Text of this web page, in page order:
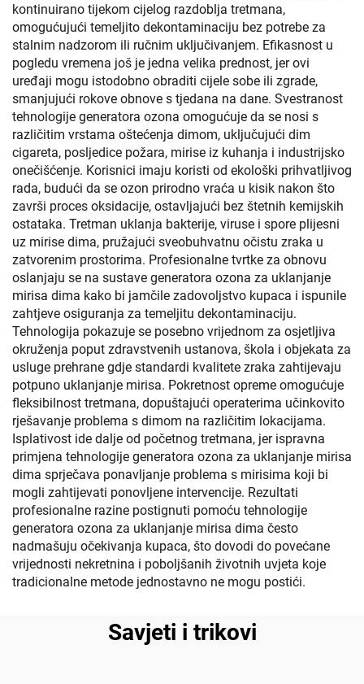
kontinuirano tijekom cijelog razdoblja tretmana,
omogućujući temeljito dekontaminaciju bez potrebe za
stalnim nadzorom ili ručnim uključivanjem. Efikasnost u
pogledu vremena još je jedna velika prednost, jer ovi
uređaji mogu istodobno obraditi cijele sobe ili zgrade,
smanjujući rokove obnove s tjedana na dane. Svestranost
tehnologije generatora ozona omogućuje da se nosi s
različitim vrstama oštećenja dimom, uključujući dim
cigareta, posljedice požara, mirise iz kuhanja i industrijsko
onečišćenje. Korisnici imaju koristi od ekološki prihvatljivog
rada, budući da se ozon prirodno vraća u kisik nakon što
završi proces oksidacije, ostavljajući bez štetnih kemijskih
ostataka. Tretman uklanja bakterije, viruse i spore plijesni
uz mirise dima, pružajući sveobuhvatnu očistu zraka u
zatvorenim prostorima. Profesionalne tvrtke za obnovu
oslanjaju se na sustave generatora ozona za uklanjanje
mirisa dima kako bi jamčile zadovoljstvo kupaca i ispunile
zahtjeve osiguranja za temeljitu dekontaminaciju.
Tehnologija pokazuje se posebno vrijednom za osjetljiva
okruženja poput zdravstvenih ustanova, škola i objekata za
usluge prehrane gdje standardi kvalitete zraka zahtijevaju
potpuno uklanjanje mirisa. Pokretnost opreme omogućuje
fleksibilnost tretmana, dopuštajući operaterima učinkovito
rješavanje problema s dimom na različitim lokacijama.
Isplativost ide dalje od početnog tretmana, jer ispravna
primjena tehnologije generatora ozona za uklanjanje mirisa
dima sprječava ponavljanje problema s mirisima koji bi
mogli zahtijevati ponovljene intervencije. Rezultati
profesionalne razine postignuti pomoću tehnologije
generatora ozona za uklanjanje mirisa dima često
nadmašuju očekivanja kupaca, što dovodi do povećane
vrijednosti nekretnina i poboljšanih životnih uvjeta koje
tradicionalne metode jednostavno ne mogu postići.
Savjeti i trikovi